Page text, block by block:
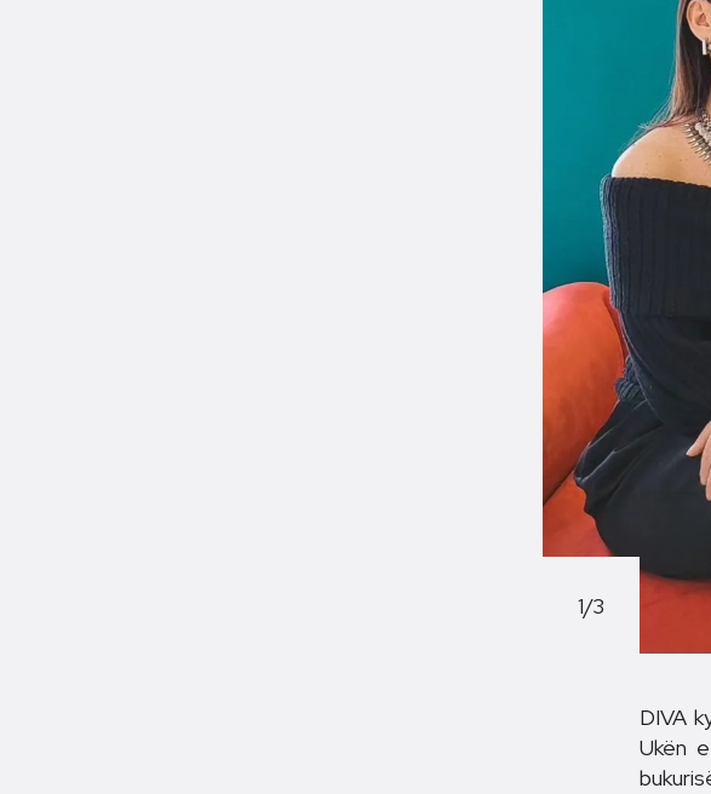
1/3
DIVA
Ukën